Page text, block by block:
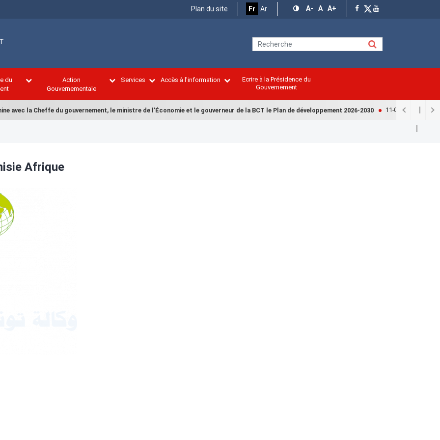
A- A A+
Fr Ar
Menu
Plan du site
du
Action
Gouvernementale
Services Accès à l'information
Ecrire à la Présidence du
Gouvernement
avec la Cheffe du gouvernement, le ministre de l’Économie et le gouverneur de la BCT le Plan de développement 2026-2030 11-07-2026
Afrique